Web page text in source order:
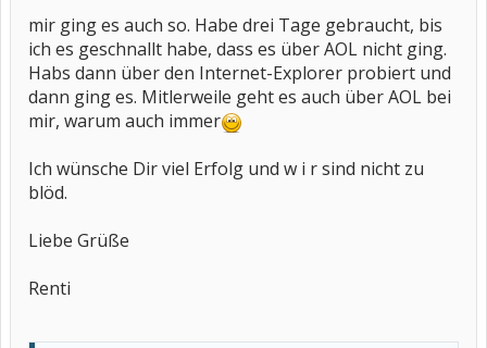
mir ging es auch so. Habe drei Tage gebraucht, bis
ich es geschnallt habe, dass es über AOL nicht ging.
Habs dann über den Internet-Explorer probiert und
dann ging es. Mitlerweile geht es auch über AOL bei
mir, warum auch immer
Ich wünsche Dir viel Erfolg und w i r sind nicht zu
blöd.
Liebe Grüße
Renti